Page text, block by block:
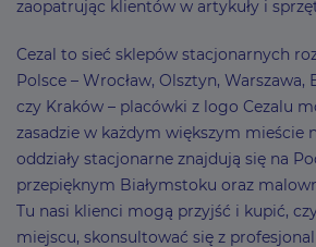
zaopatrując klientów w artykuły i
Cezal to sieć sklepów stacjonarnych
Polsce – Wrocław, Olsztyn, Warszawa,
czy Kraków – placówki z logo Cezalu
zasadzie w każdym większym mieście
oddziały stacjonarne znajdują się na
przepięknym Białymstoku oraz
Tu nasi klienci mogą przyjść i kupić,
miejscu, skonsultować się z